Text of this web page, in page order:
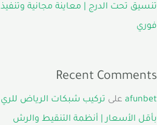
تنسيق تحت الدرج | معاينة مجانية وتنفيذ
فوري
Recent Comments
afunbet على تركيب شبكات الرياض للري
بأقل الأسعار | أنظمة التنقيط والرش